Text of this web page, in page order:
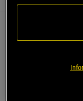
Styrketrening,